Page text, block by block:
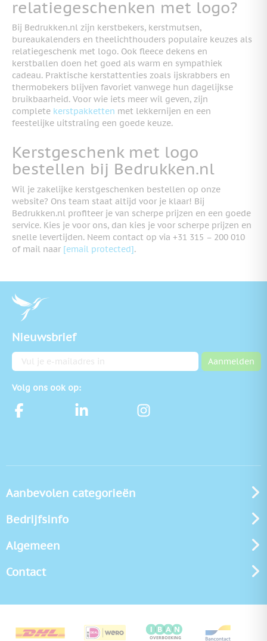
relatiegeschenken met logo?
Bij Bedrukken.nl zijn kerstbekers, kerstmutsen,
bureaukalenders en theelichthouders populaire keuzes als
relatiegeschenk met logo. Ook fleece dekens en
kerstballen doen het goed als warm en sympathiek
cadeau. Praktische kerstattenties zoals ijskrabbers en
thermobekers blijven favoriet vanwege hun dagelijkse
bruikbaarheid. Voor wie iets meer wil geven, zijn
complete kerstpakketten met lekkernijen en een
feestelijke uitstraling een goede keuze.
Kerstgeschenk met logo
bestellen bij Bedrukken.nl
Wil je zakelijke kerstgeschenken bestellen op onze
website? Ons team staat altijd voor je klaar! Bij
Bedrukken.nl profiteer je van scherpe prijzen en een goede
service. Kies je voor ons, dan kies je voor scherpe prijzen en
snelle levertijden. Neem contact op via +31 315 – 200 010
of mail naar [email protected].
Nieuwsbrief
E-mailadres Aanmelden
Volg ons ook op:
Aanbevolen categorieën
Bedrijfsinfo
Algemeen
Contact